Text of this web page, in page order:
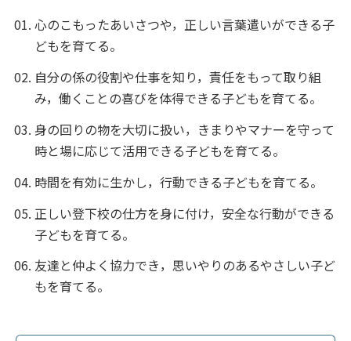
心のこもったあいさつや，正しい言葉遣いができる子
どもを育てる。
自分の係の役割や仕事を知り，責任をもって取り組
み，働くことの喜びを体得できる子どもを育てる。
身の回りの物を大切に扱い，きまりやマナーを守って
時と場に応じて活用できる子どもを育てる。
時間を有効に生かし，行動できる子どもを育てる。
正しい登下校の仕方を身に付け，安全な行動ができる
子どもを育てる。
友達と仲よく協力でき，思いやりのあるやさしい子ど
もを育てる。